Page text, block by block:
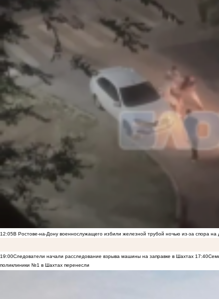
12:05В Ростове-на-Дону военнослужащего избили железной трубой ночью из-за спора на
19:00Следователи начали расследование взрыва машины на заправке в Шахтах 17:40
поликлиники №1 в Шахтах перенесли